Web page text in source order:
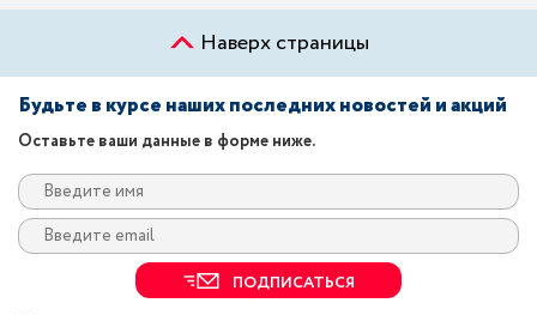
Наверх страницы
Будьте в курсе наших последних новостей и акций
Оставьте ваши данные в форме ниже.
ПОДПИСАТЬСЯ